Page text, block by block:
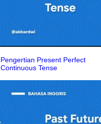
Pengertian Present Perfect
Continuous Tense